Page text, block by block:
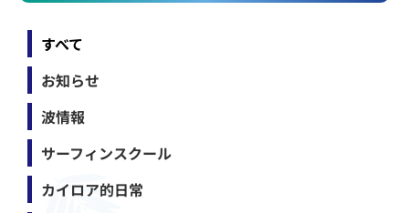
すべて
お知らせ
波情報
サーフィンスクール
カイロア的日常